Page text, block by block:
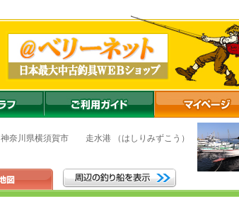
神奈川県横須賀市 走水港 （はしりみずこう）